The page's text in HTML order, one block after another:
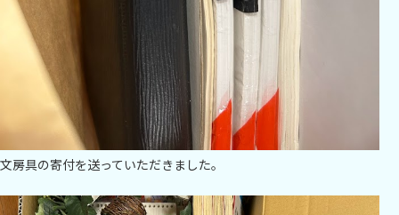
文房具の寄付を送っていただきました。